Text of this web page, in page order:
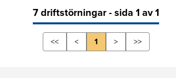
7 driftstörningar - sida 1 av 1
<< < 1 > >>